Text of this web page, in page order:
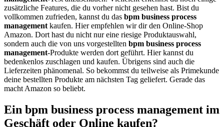
zusätzliche Features, die du vorher nicht gesehen hast. Bist du
vollkommen zufrieden, kannst du das bpm business process
management kaufen. Hier empfehlen wir dir den Online-Shop
Amazon. Dort hast du nicht nur eine riesige Produktauswahl,
sondern auch die von uns vorgestellten bpm business process
management-Produkte werden dort geführt. Hier kannst du
bedenkenlos zuschlagen und kaufen. Übrigens sind auch die
Lieferzeiten phänomenal. So bekommst du teilweise als Primekunde
deine bestellten Produkte am nächsten Tag geliefert. Gerade das
macht Amazon so beliebt.
Ein bpm business process management im
Geschäft oder Online kaufen?